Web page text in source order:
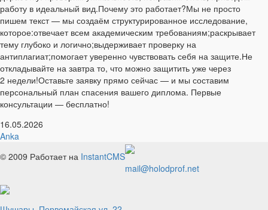
работу в идеальный вид.Почему это работает?Мы не просто
пишем текст — мы создаём структурированное исследование,
которое:отвечает всем академическим требованиям;раскрывает
тему глубоко и логично;выдерживает проверку на
антиплагиат;помогает уверенно чувствовать себя на защите.Не
откладывайте на завтра то, что можно защитить уже через
2 недели!Оставьте заявку прямо сейчас — и мы составим
персональный план спасения вашего диплома. Первые
консультации — бесплатно!
16.05.2026
Anka
© 2009 Работает на InstantCMS
mail@holodprof.net